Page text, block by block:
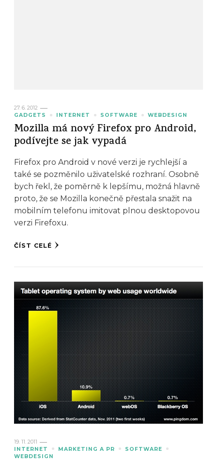
27. 6. 2012
GADGETS
INTERNET SOFTWARE WEBDESIGN
Mozilla má nový Firefox pro Android,
podívejte se jak vypadá
Firefox pro Android v nové verzi je rychlejší a
také se pozměnilo uživatelské rozhraní. Osobně
bych řekl, že poměrně k lepšímu, možná hlavně
proto, že se Mozilla konečně přestala snažit na
mobilním telefonu imitovat plnou desktopovou
verzi Firefoxu.
ČÍST CELÉ
19. 11. 2011
INTERNET
MARKETING A PR
SOFTWARE
WEBDESIGN